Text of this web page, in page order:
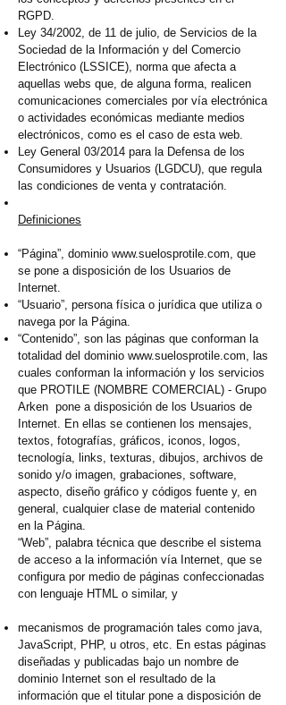
RGPD.
Ley 34/2002, de 11 de julio, de Servicios de la
Sociedad de la Información y del Comercio
Electrónico (LSSICE), norma que afecta a
aquellas webs que, de alguna forma, realicen
comunicaciones comerciales por vía electrónica
o actividades económicas mediante medios
electrónicos, como es el caso de esta web.
Ley General 03/2014 para la Defensa de los
Consumidores y Usuarios (LGDCU), que regula
las condiciones de venta y contratación.
Definiciones
“Página”, dominio www.suelosprotile.com, que
se pone a disposición de los Usuarios de
Internet.
“Usuario”, persona física o jurídica que utiliza o
navega por la Página.
“Contenido”, son las páginas que conforman la
totalidad del dominio www.suelosprotile.com, las
cuales conforman la información y los servicios
que PROTILE (NOMBRE COMERCIAL) - Grupo
Arken pone a disposición de los Usuarios de
Internet. En ellas se contienen los mensajes,
textos, fotografías, gráficos, iconos, logos,
tecnología, links, texturas, dibujos, archivos de
sonido y/o imagen, grabaciones, software,
aspecto, diseño gráfico y códigos fuente y, en
general, cualquier clase de material contenido
en la Página.
“Web”, palabra técnica que describe el sistema
de acceso a la información vía Internet, que se
configura por medio de páginas confeccionadas
con lenguaje HTML o similar, y
mecanismos de programación tales como java,
JavaScript, PHP, u otros, etc. En estas páginas
diseñadas y publicadas bajo un nombre de
dominio Internet son el resultado de la
información que el titular pone a disposición de